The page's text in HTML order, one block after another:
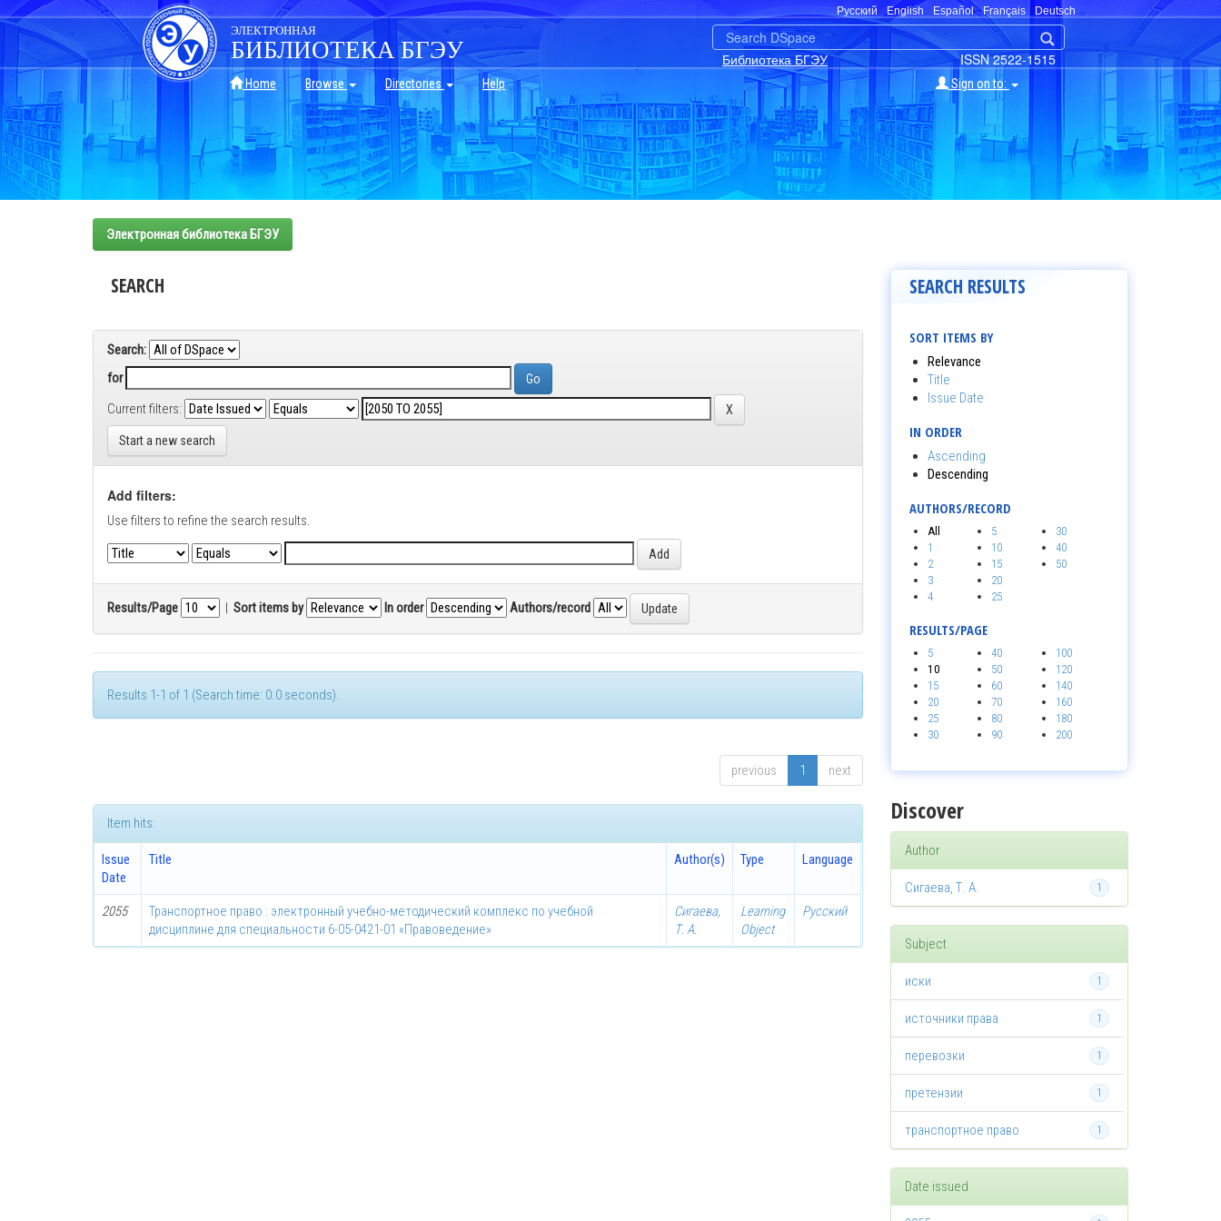
Skip
navigation
Русский English Español Français Deutsch
ISSN 2522-1515
Библиотека БГЭУ
ЭЛЕКТРОННАЯ
БИБЛИОТЕКА БГЭУ
Home Browse Directories Help Sign on to:
Электронная библиотека БГЭУ
SEARCH
Search:
for
Current filters:
Start a new search
Add filters:
Use filters to refine the search results.
Results/Page | Sort items by In order Authors/record
Results 1-1 of 1 (Search time: 0.0 seconds).
previous 1 next
Item hits:
Issue
Date
Title Author(s) Type Language
2055
Транспортное право : электронный учебно-методический комплекс по учебной
дисциплине для специальности 6-05-0421-01 «Правоведение»
Сигаева,
Т. А.
Learning
Object
Русский
SEARCH RESULTS
SORT ITEMS BY
Relevance
Title
Issue Date
IN ORDER
Ascending
Descending
AUTHORS/RECORD
All
1
2
3
4
5
10
15
20
25
30
40
50
RESULTS/PAGE
5
10
15
20
25
30
40
50
60
70
80
90
100
120
140
160
180
200
Discover
Author
1
Сигаева, Т. А.
Subject
1
иски
1
источники права
1
перевозки
1
претензии
1
транспортное право
Date issued